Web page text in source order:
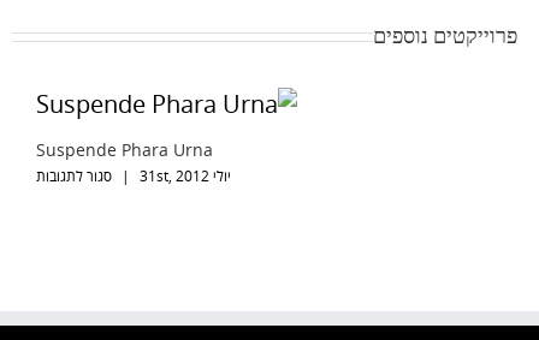
פרוייקטים נוספים
Suspende Phara Urna
יולי 31st, 2012 | סגור לתגובות